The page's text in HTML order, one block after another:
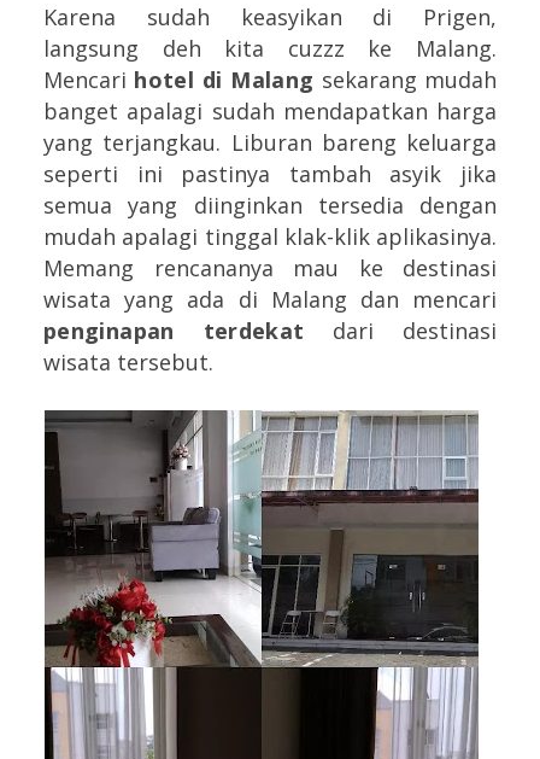
Karena sudah keasyikan di Prigen,
langsung deh kita cuzzz ke Malang.
Mencari hotel di Malang sekarang mudah
banget apalagi sudah mendapatkan harga
yang terjangkau. Liburan bareng keluarga
seperti ini pastinya tambah asyik jika
semua yang diinginkan tersedia dengan
mudah apalagi tinggal klak-klik aplikasinya.
Memang rencananya mau ke destinasi
wisata yang ada di Malang dan mencari
penginapan terdekat dari destinasi
wisata tersebut.